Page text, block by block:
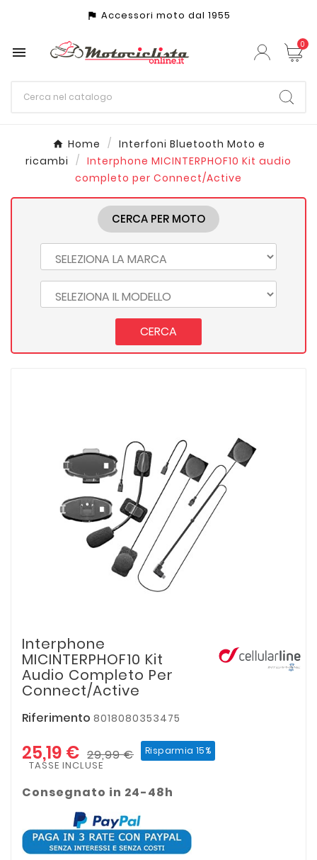
assistant_photo Accessori moto dal 1955
 0
Home
Interfoni Bluetooth Moto e
ricambi
Interphone MICINTERPHOF10 Kit audio
completo per Connect/Active
CERCA PER MOTO
CERCA
Interphone
MICINTERPHOF10 Kit
Audio Completo Per
Connect/Active
Riferimento 8018080353475
25,19 € 29,99 € Risparmia 15%
TASSE INCLUSE
Consegnato in 24-48h